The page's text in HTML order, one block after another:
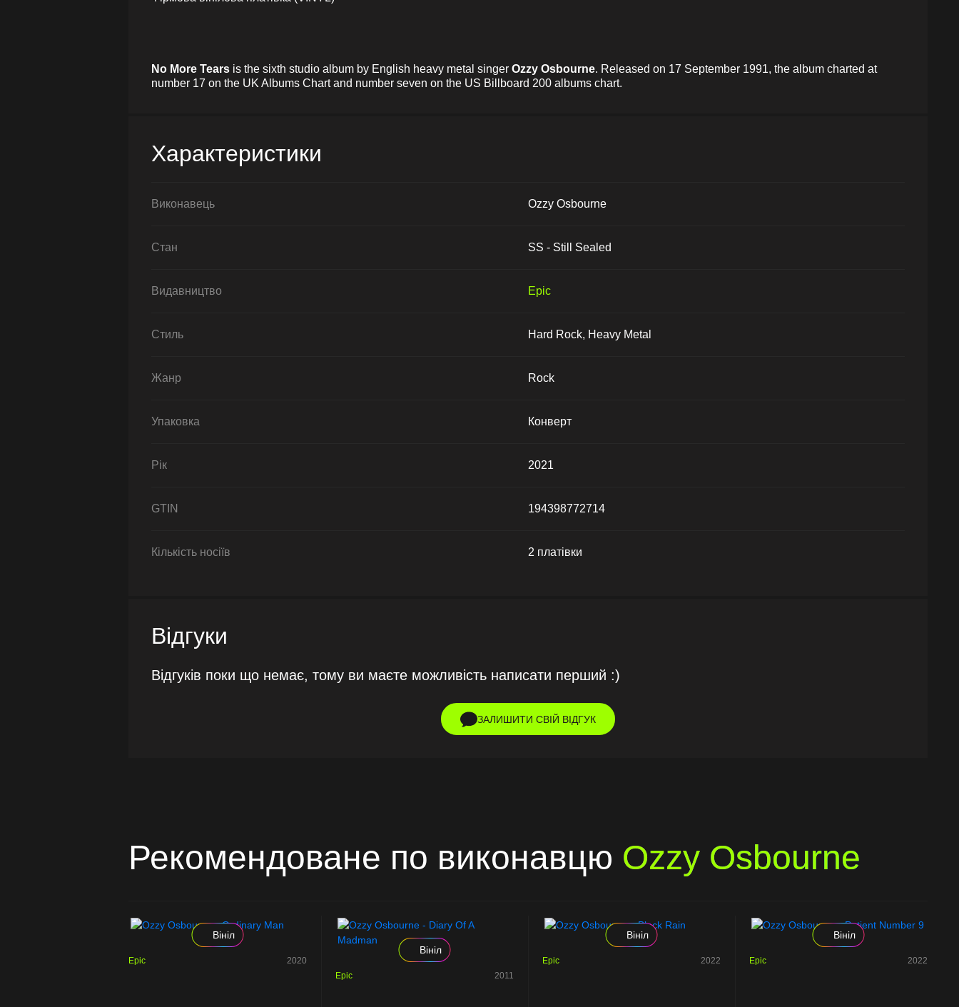
No More Tears is the sixth studio album by English heavy metal singer Ozzy Osbourne. Released on 17 September 1991, the album charted at
number 17 on the UK Albums Chart and number seven on the US Billboard 200 albums chart.
Характеристики
Виконавець Ozzy Osbourne
Стан SS - Still Sealed
Видавництво Epic
Стиль Hard Rock, Heavy Metal
Жанр Rock
Упаковка Конверт
Рік 2021
GTIN 194398772714
Кількість носіїв 2 платівки
Відгуки
Відгуків поки що немає, тому ви маєте можливість написати перший :)
ЗАЛИШИТИ СВІЙ ВІДГУК
Рекомендоване по виконавцю Ozzy Osbourne
Вініл
Epic 2020
Вініл
Epic 2011
Вініл
Epic 2022
Вініл
Epic 2022